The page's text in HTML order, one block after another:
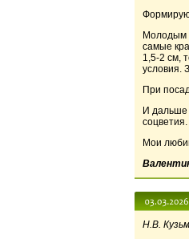
Формирую
Молодым
самые
1,5-2 см,
условия.
При
И дальше
Мои
Н.В.